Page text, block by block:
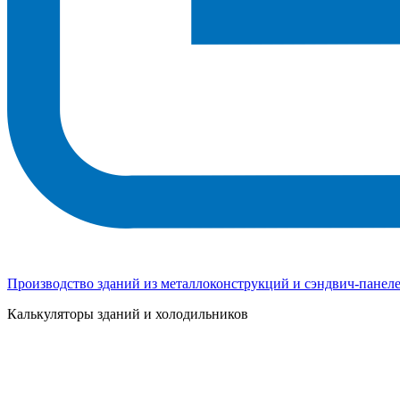
Производство зданий из металлоконструкций и сэндвич-
Калькуляторы зданий и холодильников